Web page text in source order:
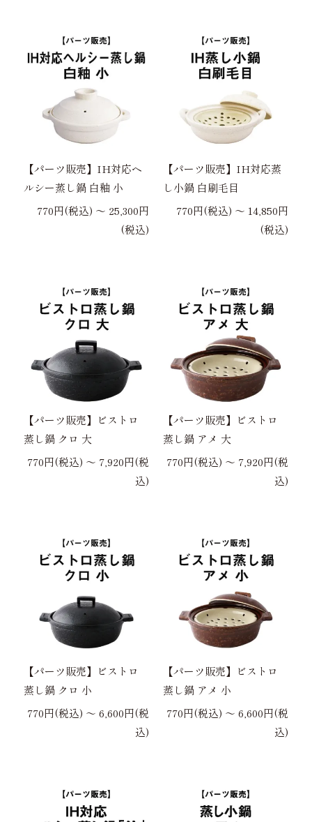
【パーツ販売】IH対応ヘ
ルシー蒸し鍋 白釉 小
770円(税込) 〜 25,300円
(税込)
【パーツ販売】IH対応蒸
し小鍋 白刷毛目
770円(税込) 〜 14,850円
(税込)
【パーツ販売】ビストロ
蒸し鍋 クロ 大
770円(税込) 〜 7,920円(税
込)
【パーツ販売】ビストロ
蒸し鍋 アメ 大
770円(税込) 〜 7,920円(税
込)
【パーツ販売】ビストロ
蒸し鍋 クロ 小
770円(税込) 〜 6,600円(税
込)
【パーツ販売】ビストロ
蒸し鍋 アメ 小
770円(税込) 〜 6,600円(税
込)